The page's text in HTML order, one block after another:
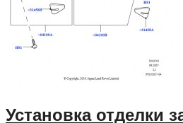
Установка отделки